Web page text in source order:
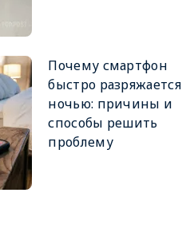
Почему смартфон
быстро разряжается
ночью: причины и
способы решить
проблему